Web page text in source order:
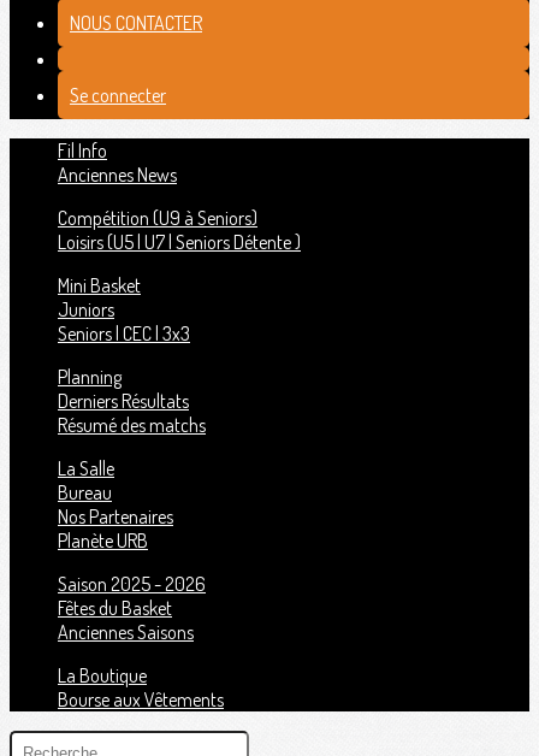
NOUS CONTACTER
Se connecter
Fil Info
Anciennes News
Compétition (U9 à Seniors)
Loisirs (U5 | U7 | Seniors Détente )
Mini Basket
Juniors
Seniors | CEC | 3x3
Planning
Derniers Résultats
Résumé des matchs
La Salle
Bureau
Nos Partenaires
Planète URB
Saison 2025 - 2026
Fêtes du Basket
Anciennes Saisons
La Boutique
Bourse aux Vêtements